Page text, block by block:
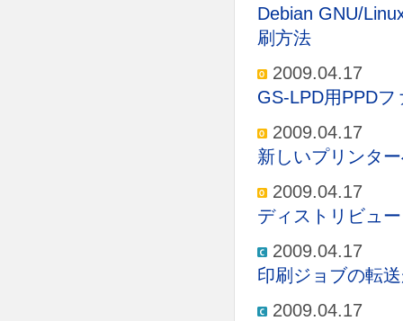
Debian GNU/
刷方法
2009.04.17
GS-LPD用PPD
2009.04.17
新しいプリンタ
2009.04.17
ディストリビュ
2009.04.17
印刷ジョブの転
2009.04.17